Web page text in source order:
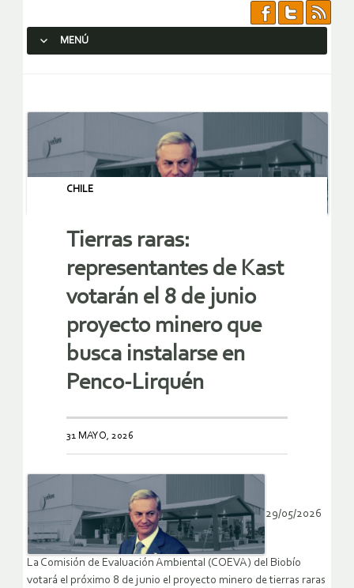
MENÚ
CHILE
Tierras raras:
representantes de Kast
votarán el 8 de junio
proyecto minero que
busca instalarse en
Penco-Lirquén
31 MAYO, 2026
29/05/2026
La Comisión de Evaluación Ambiental (COEVA) del Biobío
votará el próximo 8 de junio el proyecto minero de tierras raras